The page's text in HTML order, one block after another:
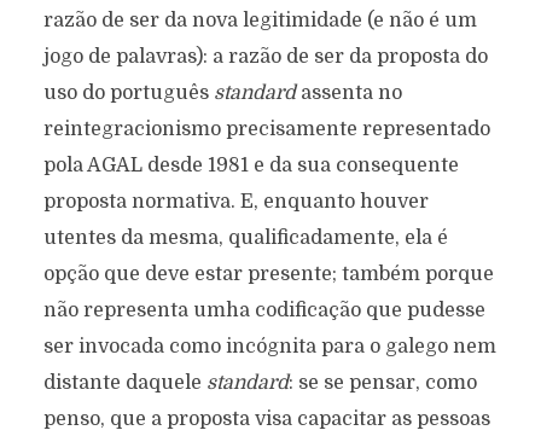
razão de ser da nova legitimidade (e não é um
jogo de palavras): a razão de ser da proposta do
uso do português standardassenta no
reintegracionismo precisamente representado
pola AGAL desde 1981 e da sua consequente
proposta normativa. E, enquanto houver
utentes da mesma, qualificadamente, ela é
opção que deve estar presente; também porque
não representa umha codificação que pudesse
ser invocada como incógnita para o galego nem
distante daquele standard: se se pensar, como
penso, que a proposta visa capacitar as pessoas